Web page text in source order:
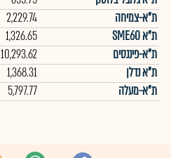
ת"א-צמיחה
2,229.74
ת"א SME60
1,326.65
ת"א-פיננסים
10,293.62
ת"א נדלן
1,368.31
ת"א-מעלה
5,797.77